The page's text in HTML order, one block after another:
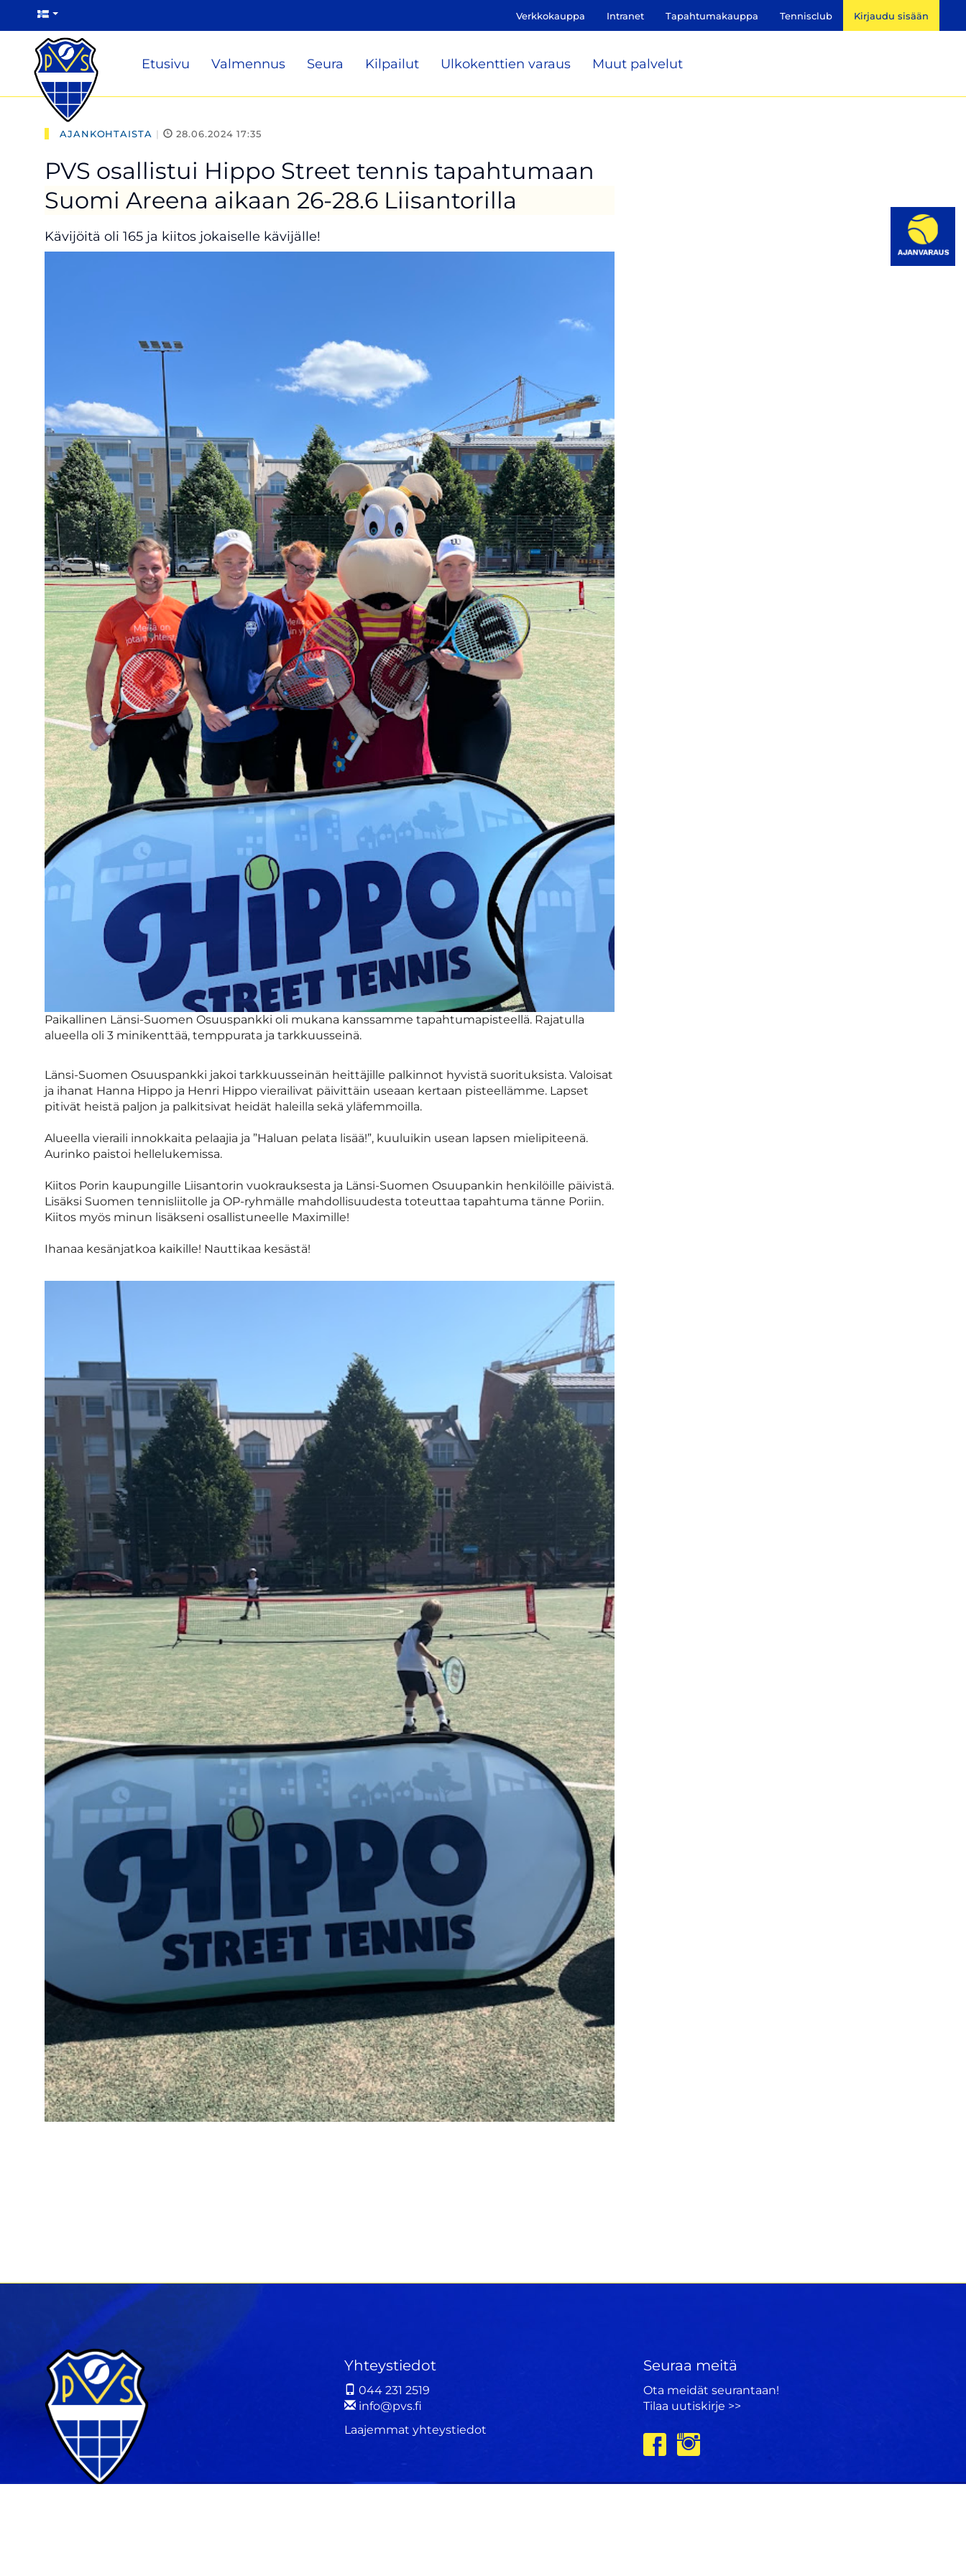
Verkkokauppa Intranet Tapahtumakauppa Tennisclub Kirjaudu sisään
Etusivu Valmennus Seura Kilpailut Ulkokenttien varaus Muut palvelut
AJANKOHTAISTA | 28.06.2024 17:35
PVS osallistui Hippo Street tennis tapahtumaan
Suomi Areena aikaan 26-28.6 Liisantorilla
Kävijöitä oli 165 ja kiitos jokaiselle kävijälle!
Paikallinen Länsi-Suomen Osuuspankki oli mukana kanssamme tapahtumapisteellä. Rajatulla
alueella oli 3 minikenttää, temppurata ja tarkkuusseinä.
Länsi-Suomen Osuuspankki jakoi tarkkuusseinän heittäjille palkinnot hyvistä suorituksista. Valoisat
ja ihanat Hanna Hippo ja Henri Hippo vierailivat päivittäin useaan kertaan pisteellämme. Lapset
pitivät heistä paljon ja palkitsivat heidät haleilla sekä yläfemmoilla.
Alueella vieraili innokkaita pelaajia ja ”Haluan pelata lisää!”, kuuluikin usean lapsen mielipiteenä.
Aurinko paistoi hellelukemissa.
Kiitos Porin kaupungille Liisantorin vuokrauksesta ja Länsi-Suomen Osuupankin henkilöille päivistä.
Lisäksi Suomen tennisliitolle ja OP-ryhmälle mahdollisuudesta toteuttaa tapahtuma tänne Poriin.
Kiitos myös minun lisäkseni osallistuneelle Maximille!
Ihanaa kesänjatkoa kaikille! Nauttikaa kesästä!
Yhteystiedot
044 231 2519
info@pvs.fi
Laajemmat yhteystiedot
Seuraa meitä
Ota meidät seurantaan!
Tilaa uutiskirje >>